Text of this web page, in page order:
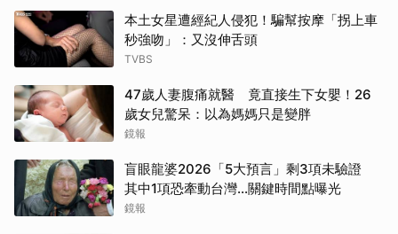
本土女星遭經紀人侵犯！騙幫按摩「拐上車
秒強吻」：又沒伸舌頭
TVBS
47歲人妻腹痛就醫 竟直接生下女嬰！26
歲女兒驚呆：以為媽媽只是變胖
鏡報
盲眼龍婆2026「5大預言」剩3項未驗證
其中1項恐牽動台灣...關鍵時間點曝光
鏡報